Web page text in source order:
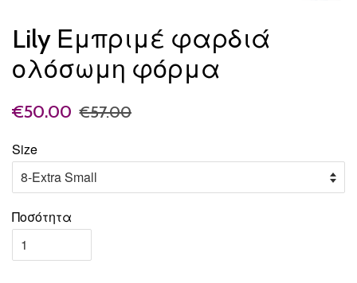
Lily Εμπριμέ φαρδιά
ολόσωμη φόρμα
€50.00 €57.00
Size
Ποσότητα